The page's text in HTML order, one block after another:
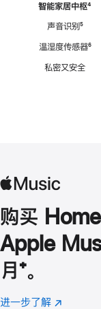
智能家居中枢脚
⁴
声音识别脚
⁵
温湿度传感器脚
⁶
私密又安全
购买
Apple
月 脚
注
⁺。
进一步了解 Apple
(在